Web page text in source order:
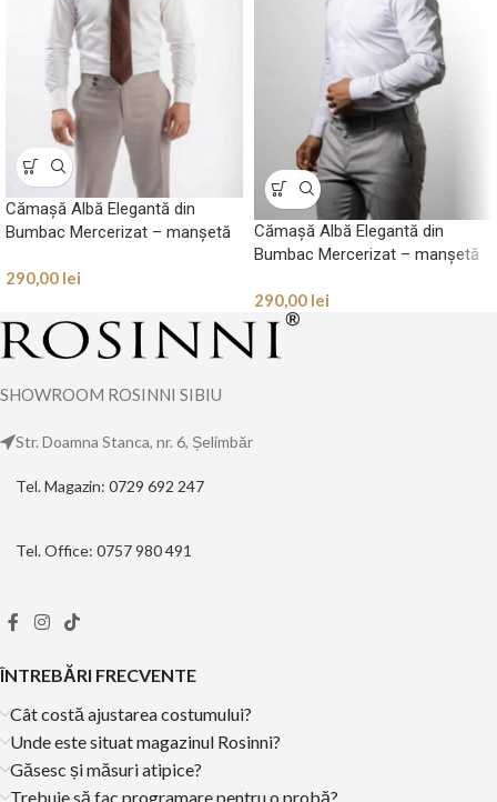
Cămașă Albă Elegantă din
Bumbac Mercerizat – manșetă
290,00 lei
Cămașă Albă Elegantă din
Bumbac Mercerizat – manșetă
290,00 lei
SHOWROOM ROSINNI SIBIU
Str. Doamna Stanca, nr. 6, Șelimbăr
Tel. Magazin: 0729 692 247
Tel. Office: 0757 980 491
ÎNTREBĂRI FRECVENTE
Cât costă ajustarea costumului?
Unde este situat magazinul Rosinni?
Găsesc și măsuri atipice?
Trebuie să fac programare pentru o probă?